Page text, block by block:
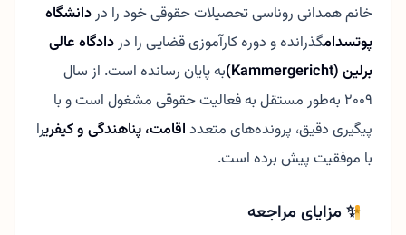
خانم همدانی روناسی تحصیلات حقوقی خود را دردانشگاه
پوتسدامگذرانده و دوره کارآموزی قضایی را دردادگاه عالی
برلین (Kammergericht)
به پایان رسانده است. از سال
۲۰۰۹ به‌طور مستقل به فعالیت حقوقی مشغول است و با
پیگیری دقیق، پرونده‌های متعدداقامت، پناهندگی و کیفریرا
با موفقیت پیش برده است.
✨ مزایای مراجعه